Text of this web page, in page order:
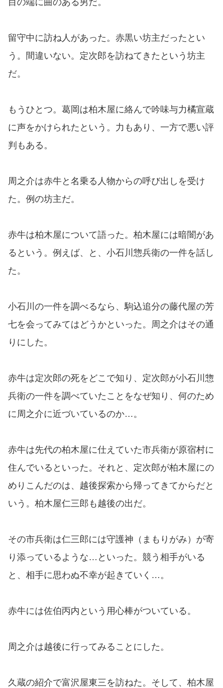
留守中に訪ね人があった。赤黒い坊主だったとい
う。間違いない。定次郎を訪ねてきたという坊主
だ。
もうひとつ。葛岡は柏木屋に絡んで吟味与力橘宣蔵
に声をかけられたという。力もあり、一方で悪い評
判もある。
周之介は赤牛と名乗る人物からの呼び出しを受け
た。例の坊主だ。
赤牛は柏木屋について語った。柏木屋には暗闇があ
るという。例えば、と、小石川惣兵衛の一件を話し
た。
小石川の一件を調べるなら、駒込追分の藤代屋の芳
七を会ってみてはどうかといった。周之介はその通
りにした。
赤牛は定次郎の死をどこで知り、定次郎が小石川惣
兵衛の一件を調べていたことをなぜ知り、何のため
に周之介に近づいているのか…。
赤牛は先代の柏木屋に仕えていた市兵衛が原宿村に
住んでいるといった。それと、定次郎が柏木屋にの
めりこんだのは、越後探索から帰ってきてからだと
いう。柏木屋仁三郎も越後の出だ。
その市兵衛は仁三郎には守護神（まもりがみ）が寄
り添っているような…といった。競う相手がいる
と、相手に思わぬ不幸が起きていく…。
赤牛には佐伯丙内という用心棒がついている。
周之介は越後に行ってみることにした。
久蔵の紹介で富沢屋東三を訪ねた。そして、柏木屋